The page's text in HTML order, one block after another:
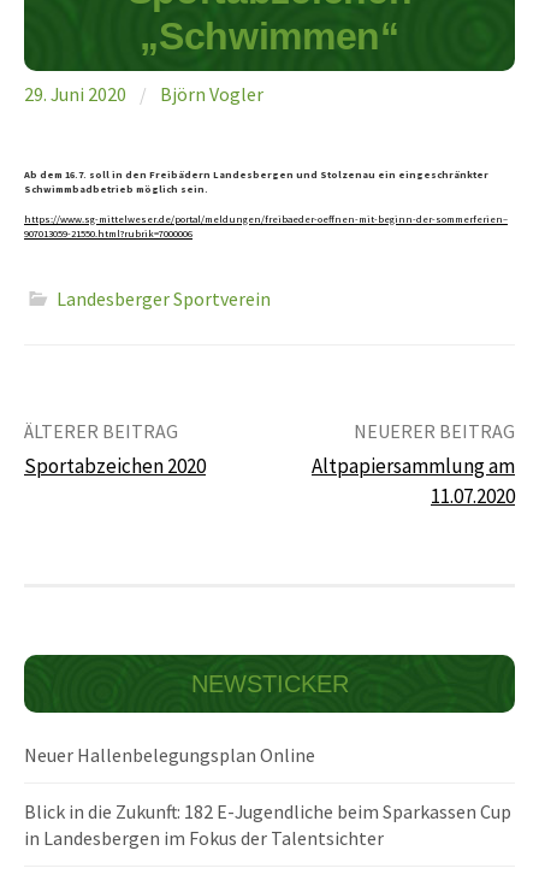
„Schwimmen“
29. Juni 2020 / Björn Vogler
Ab dem 16.7. soll in den Freibädern Landesbergen und Stolzenau ein eingeschränkter
Schwimmbadbetrieb möglich sein.
https://www.sg-mittelweser.de/portal/meldungen/freibaeder-oeffnen-mit-beginn-der-sommerferien–
907013059-21550.html?rubrik=7000006
Landesberger Sportverein
Beitrags-
ÄLTERER BEITRAG
Sportabzeichen 2020
NEUERER BEITRAG
Altpapiersammlung am
11.07.2020
NEWSTICKER
Neuer Hallenbelegungsplan Online
Blick in die Zukunft: 182 E-Jugendliche beim Sparkassen Cup
in Landesbergen im Fokus der Talentsichter